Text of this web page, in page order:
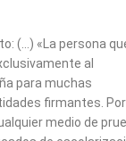
(…) «La persona
al
para muchas
firmantes. Por
medio de